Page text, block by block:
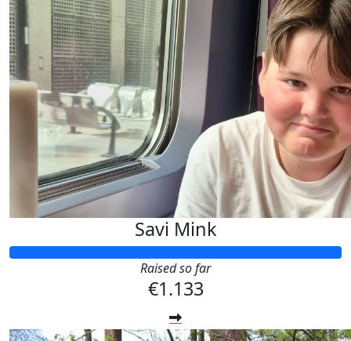
Savi Mink
Raised so far
€1.133